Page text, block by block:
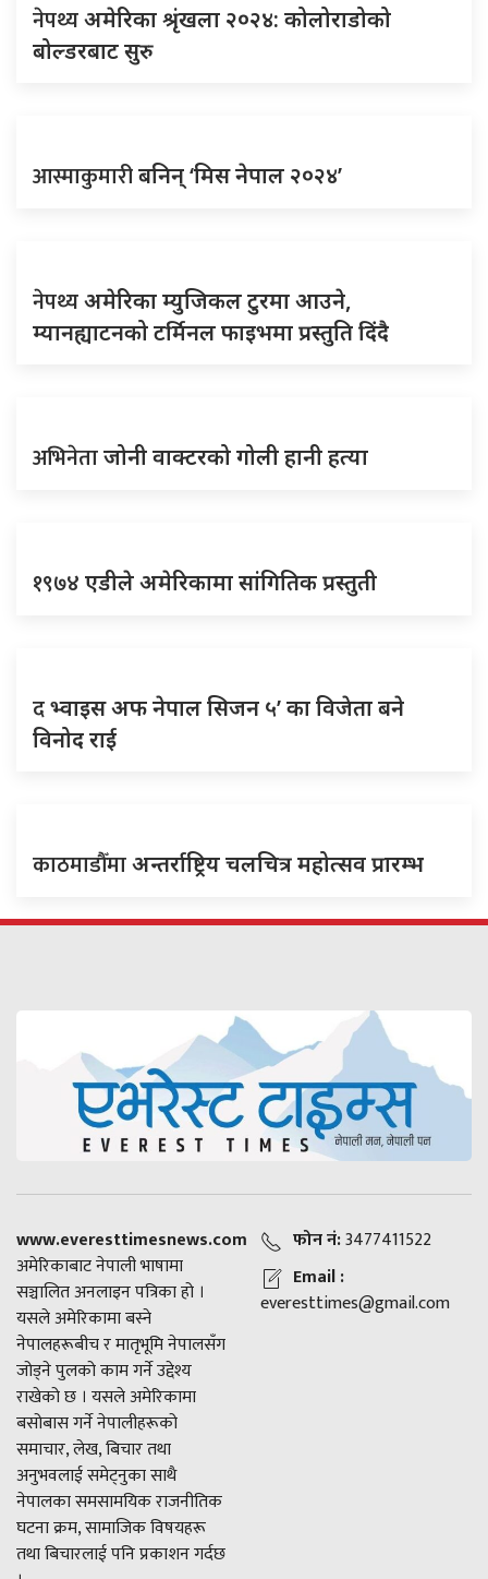
नेपथ्यअमेरिका श्रृंखला २०२४: कोलोराडोको
बोल्डरबाट सुरु
आस्माकुमारीबनिन् ‘मिस नेपाल २०२४’
नेपथ्यअमेरिका म्युजिकल टुरमा आउने,
म्यानह्याटनको टर्मिनल फाइभमा प्रस्तुति दिंदै
अभिनेताजोनी वाक्टरको गोली हानी हत्या
१९७४ एडीले अमेरिकामा सांगितिक प्रस्तुती
दभ्वाइस अफ नेपाल सिजन ५’ का विजेता बने
विनोद राई
काठमाडौँमाअन्तर्राष्ट्रिय चलचित्र महोत्सव प्रारम्भ
www.everesttimesnews.com
अमेरिकाबाट नेपाली भाषामा
सञ्चालित अनलाइन पत्रिका हो ।
यसले अमेरिकामा बस्ने
नेपालहरूबीच र मातृभूमि नेपालसँग
जोड्ने पुलको काम गर्ने उद्देश्य
राखेको छ । यसले अमेरिकामा
बसोबास गर्ने नेपालीहरूको
समाचार, लेख, बिचार तथा
अनुभवलाई समेट्नुका साथै
नेपालका समसामयिक राजनीतिक
घटना क्रम, सामाजिक विषयहरू
तथा बिचारलाई पनि प्रकाशन गर्दछ
फोन नं:3477411522
Email :
everesttimes@gmail.com